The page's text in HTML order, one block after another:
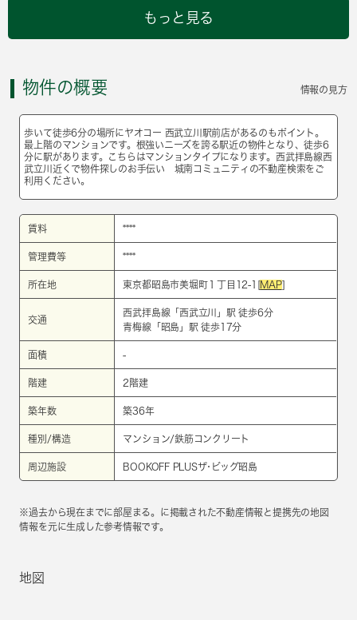
もっと見る
物件の概要 情報の見方
歩いて徒歩6分の場所にヤオコー 西武立川駅前店があるのもポイント。
最上階のマンションです。根強いニーズを誇る駅近の物件となり、徒歩6
分に駅があります。こちらはマンションタイプになります。西武拝島線西
武立川近くで物件探しのお手伝い 城南コミュニティの不動産検索をご
利用ください。
賃料 ****
管理費等 ****
所在地 東京都昭島市美堀町１丁目12-1[ MAP]
交通
西武拝島線 「 西武立川
」駅 徒歩6分
青梅線 「 昭島 」駅 徒歩17分
面積 -
階建 2階建
築年数 築36年
種別/構造 マンション/鉄筋コンクリート
周辺施設 BOOKOFF PLUSザ･ビッグ昭島
※過去から現在までに部屋まる。に掲載された不動産情報と提携先の地図
情報を元に生成した参考情報です。
地図